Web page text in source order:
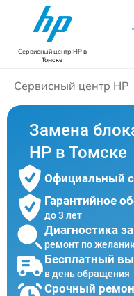
Сервисный центр HPв
Томске
Сервисный центр HP
Замена
HP в Томске
Официальный
Гарантийное
до 3 лет
Диагностика
ремонт по
Бесплатный
в день обращения
Срочный